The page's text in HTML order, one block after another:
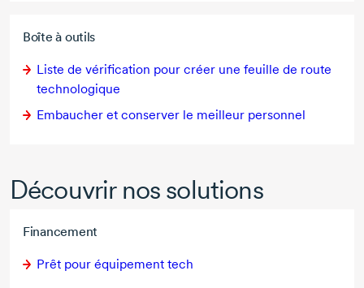
Boîte à outils
Liste de vérification pour créer une feuille de route
technologique
Embaucher et conserver le meilleur personnel
Découvrir nos solutions
Financement
Prêt pour équipement tech